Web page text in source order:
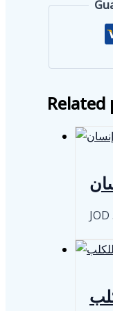
JOD